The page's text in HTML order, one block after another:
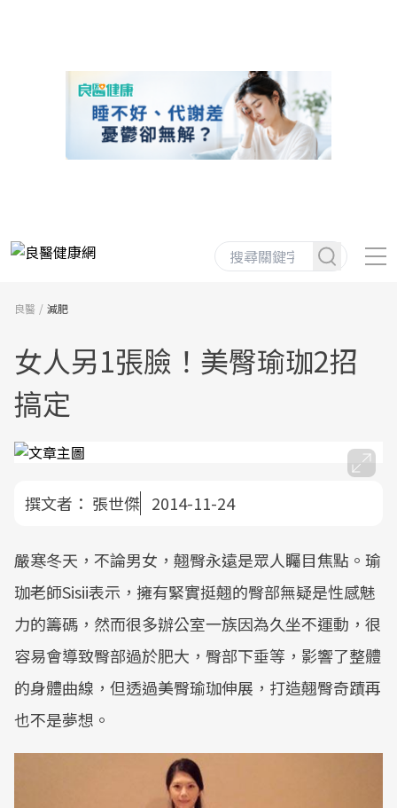
良醫 減肥
女人另1張臉！美臀瑜珈2招
搞定
撰文者： 張世傑 2014-11-24
嚴寒冬天，不論男女，翹臀永遠是眾人矚目焦點。瑜
珈老師Sisii表示，擁有緊實挺翹的臀部無疑是性感魅
力的籌碼，然而很多辦公室一族因為久坐不運動，很
容易會導致臀部過於肥大，臀部下垂等，影響了整體
的身體曲線，但透過美臀瑜珈伸展，打造翹臀奇蹟再
也不是夢想。